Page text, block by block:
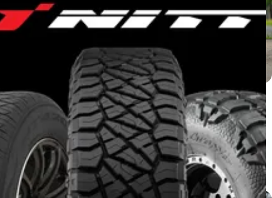
Isuzu D-Max ติดตั้ง NT420SD